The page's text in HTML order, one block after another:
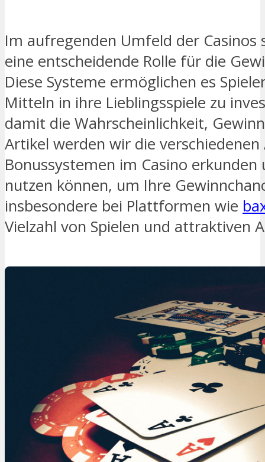
Im aufregenden Umfeld der Casinos
eine entscheidende Rolle für die
Diese Systeme ermöglichen es
Mitteln in ihre Lieblingsspiele zu
damit die Wahrscheinlichkeit,
Artikel werden wir die
Bonussystemen im Casino
nutzen können, um Ihre
insbesondere bei Plattformen wie
Vielzahl von Spielen und attraktiven